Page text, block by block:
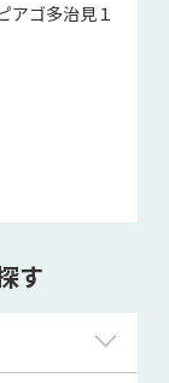
アゴ多治見１
す